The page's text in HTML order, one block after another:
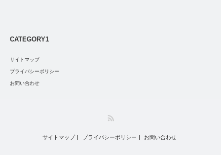
CATEGORY1
サイトマップ
プライバシーポリシー
お問い合わせ
サイトマップ プライバシーポリシー お問い合わせ